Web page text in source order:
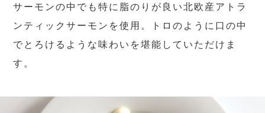
サーモンの中でも特に脂のりが良い北欧産アトラ
ンティックサーモンを使用。トロのように口の中
でとろけるような味わいを堪能していただけま
す。